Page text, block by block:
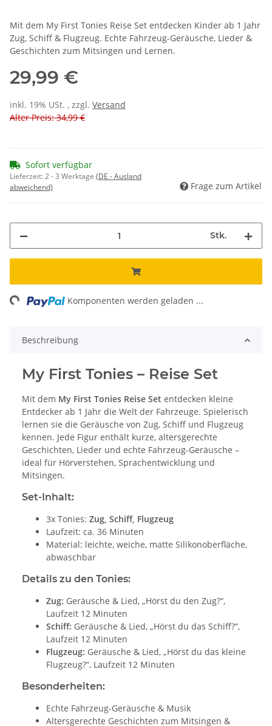
Mit dem My First Tonies Reise Set entdecken Kinder ab 1 Jahr
Zug, Schiff & Flugzeug. Echte Fahrzeug-Geräusche, Lieder &
Geschichten zum Mitsingen und Lernen.
29,99 €
inkl. 19% USt. , zzgl. Versand
Alter Preis: 34,99 €
Sofort verfügbar
Lieferzeit:2 - 3 Werktage (DE - Ausland
abweichend)
Frage zum Artikel
Stk.
Komponenten werden geladen ...
Beschreibung
My First Tonies – Reise Set
Mit dem My First Tonies Reise Set entdecken kleine
Entdecker ab 1 Jahr die Welt der Fahrzeuge. Spielerisch
lernen sie die Geräusche von Zug, Schiff und Flugzeug
kennen. Jede Figur enthält kurze, altersgerechte
Geschichten, Lieder und echte Fahrzeug-Geräusche –
ideal für Hörverstehen, Sprachentwicklung und
Mitsingen.
Set-Inhalt:
3x Tonies: Zug, Schiff, Flugzeug
Laufzeit: ca. 36 Minuten
Material: leichte, weiche, matte Silikonoberfläche,
abwaschbar
Details zu den Tonies:
Zug: Geräusche & Lied, „Hörst du den Zug?“,
Laufzeit 12 Minuten
Schiff: Geräusche & Lied, „Hörst du das Schiff?“,
Laufzeit 12 Minuten
Flugzeug: Geräusche & Lied, „Hörst du das kleine
Flugzeug?“, Laufzeit 12 Minuten
Besonderheiten:
Echte Fahrzeug-Geräusche & Musik
Altersgerechte Geschichten zum Mitsingen &